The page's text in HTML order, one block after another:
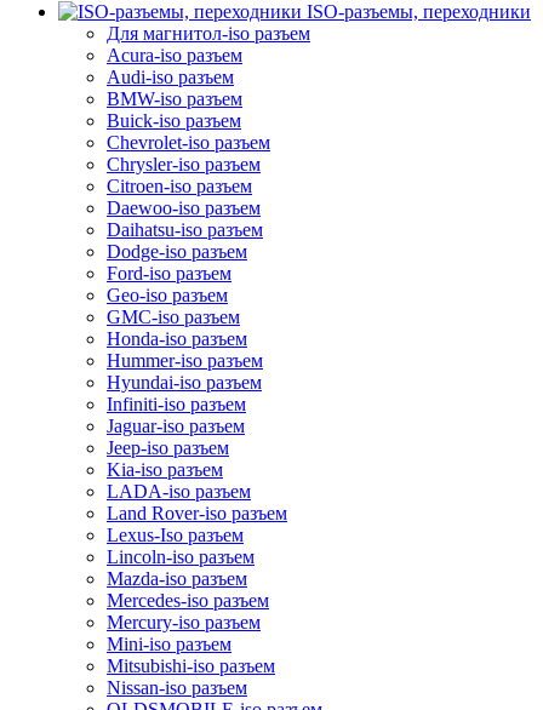
ISO-разъемы, переходники
Для магнитол-iso разъем
Acura-iso разъем
Audi-iso разъем
BMW-iso разъем
Buick-iso разъем
Chevrolet-iso разъем
Chrysler-iso разъем
Citroen-iso разъем
Daewoo-iso разъем
Daihatsu-iso разъем
Dodge-iso разъем
Ford-iso разъем
Geo-iso разъем
GMC-iso разъем
Honda-iso разъем
Hummer-iso разъем
Hyundai-iso разъем
Infiniti-iso разъем
Jaguar-iso разъем
Jeep-iso разъем
Kia-iso разъем
LADA-iso разъем
Land Rover-iso разъем
Lexus-Iso разъем
Lincoln-iso разъем
Mazda-iso разъем
Mercedes-iso разъем
Mercury-iso разъем
Mini-iso разъем
Mitsubishi-iso разъем
Nissan-iso разъем